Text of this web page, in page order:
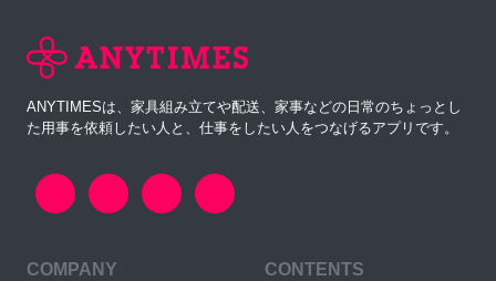
ANYTIMESは、家具組み立てや配送、家事などの日常のちょっとし
た用事を依頼したい人と、仕事をしたい人をつなげるアプリです。
COMPANY CONTENTS